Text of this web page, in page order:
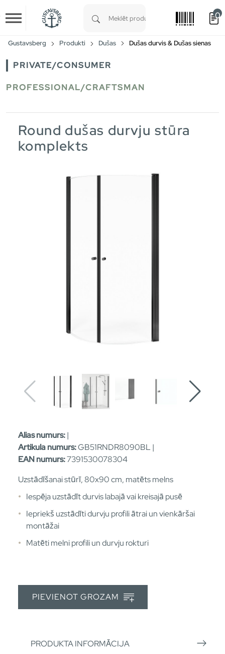
Skip to main content
0
Gustavsberg Produkti Dušas Dušas durvis & Dušas sienas
PRIVATE/CONSUMER
PROFESSIONAL/CRAFTSMAN
Round dušas durvju stūra
komplekts
Alias numurs:|
Artikula numurs:GB51RNDR8090BL |
EAN numurs:7391530078304
Uzstādīšanai stūrī, 80x90 cm, matēts melns
Iespēja uzstādīt durvis labajā vai kreisajā pusē
Iepriekš uzstādīti durvju profili ātrai un vienkāršai
montāžai
Matēti melni profili un durvju rokturi
PIEVIENOT GROZAM
PRODUKTA INFORMĀCIJA